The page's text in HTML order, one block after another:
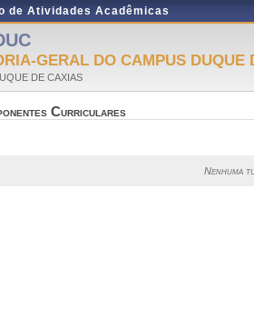
de Atividades Acadêmicas
GERAL DO CAMPUS DUQUE
DE CAXIAS
Curriculares
Nenhuma